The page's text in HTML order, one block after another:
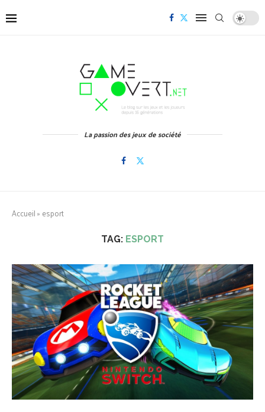
La passion des jeux de société
Accueil» esport
TAG: ESPORT